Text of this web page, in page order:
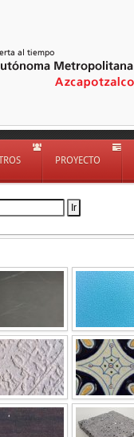
PROYECTO